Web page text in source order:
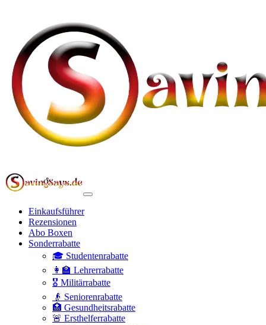
Einkaufsführer
Rezensionen
Abo Boxen
Sonderrabatte
🎓 Studentenrabatte
👩‍🏫 Lehrerrabatte
🎖️ Militärrabatte
👴 Seniorenrabatte
🏥 Gesundheitsrabatte
🚨 Ersthelferrabatte